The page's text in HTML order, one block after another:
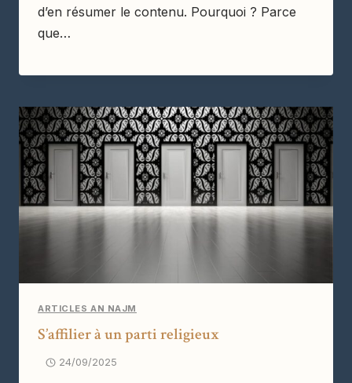
d’en résumer le contenu. Pourquoi ? Parce
que…
ARTICLES AN NAJM
S’affilier à un parti religieux
24/09/2025